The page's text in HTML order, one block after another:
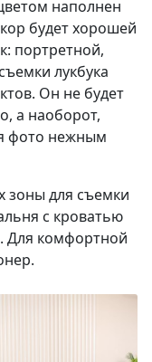
наполнен
будет хорошей
портретной,
лукбука
Он не будет
а наоборот,
фото нежным
зоны для съемки
с кроватью
Для комфортной